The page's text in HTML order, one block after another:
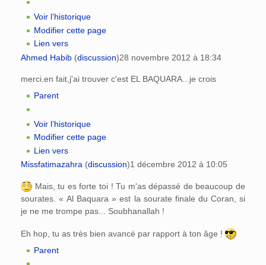
Voir l’historique
Modifier cette page
Lien vers
Ahmed Habib (discussion)28 novembre 2012 à 18:34
merci.en fait,j'ai trouver c'est EL BAQUARA...je crois
Parent
Voir l’historique
Modifier cette page
Lien vers
Missfatimazahra (discussion)1 décembre 2012 à 10:05
Mais, tu es forte toi ! Tu m'as dépassé de beaucoup de
sourates. « Al Baquara » est la sourate finale du Coran, si
je ne me trompe pas... Soubhanallah !
Eh hop, tu as très bien avancé par rapport à ton âge !
Parent